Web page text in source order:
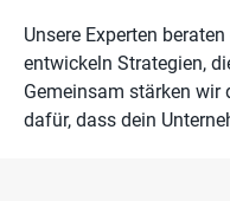
Unsere Experten
entwickeln Strategien,
Gemeinsam stärken wir
dafür, dass dein